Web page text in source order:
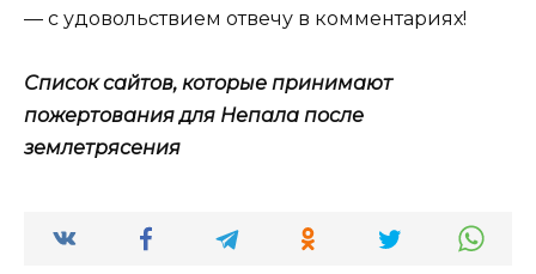
— с удовольствием отвечу в комментариях!
Список сайтов, которые принимают
пожертования для Непала после
землетрясения